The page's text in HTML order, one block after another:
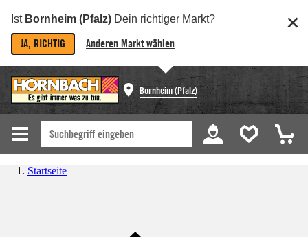
Ist Bornheim (Pfalz) Dein richtiger Markt?
JA, RICHTIG Anderen Markt wählen
Bornheim (Pfalz)
Startseite